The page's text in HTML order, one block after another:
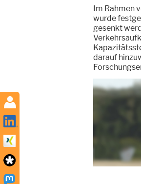
Im Rahmen
wurde
gesenkt
darauf